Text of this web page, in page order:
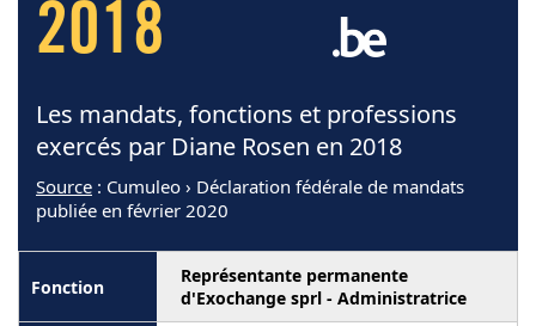
2018
Les mandats, fonctions et professions
exercés par Diane Rosen en 2018
Source : Cumuleo › Déclaration fédérale de mandats
publiée en février 2020
Représentante permanente
d'Exochange sprl - Administratrice